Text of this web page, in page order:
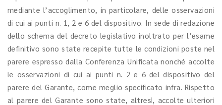
mediante l’accoglimento, in particolare, delle osservazioni
di cui ai punti n. 1, 2 e 6 del dispositivo. In sede di redazione
dello schema del decreto legislativo inoltrato per l’esame
definitivo sono state recepite tutte le condizioni poste nel
parere espresso dalla Conferenza Unificata nonché accolte
le osservazioni di cui ai punti n. 2 e 6 del dispositivo del
parere del Garante, come meglio specificato infra. Rispetto
al parere del Garante sono state, altresì, accolte ulteriori